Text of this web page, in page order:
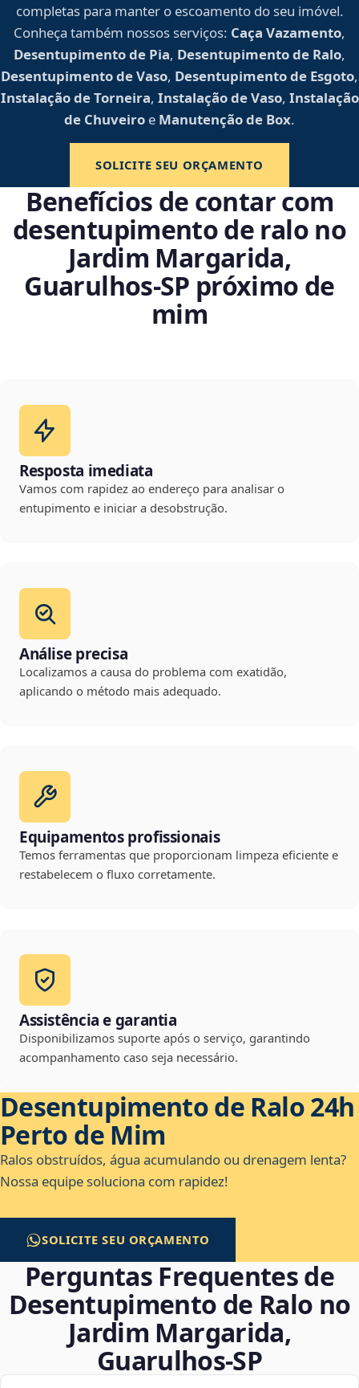
completas para manter o escoamento do seu imóvel.
Conheça também nossos serviços: Caça Vazamento,
Desentupimento de Pia, Desentupimento de Ralo,
Desentupimento de Vaso, Desentupimento de Esgoto,
Instalação de Torneira, Instalação de Vaso, Instalação
de Chuveiro e Manutenção de Box.
SOLICITE SEU ORÇAMENTO
Benefícios de contar com
desentupimento de ralo no
Jardim Margarida,
Guarulhos‑SP próximo de
mim
Resposta imediata
Vamos com rapidez ao endereço para analisar o
entupimento e iniciar a desobstrução.
Análise precisa
Localizamos a causa do problema com exatidão,
aplicando o método mais adequado.
Equipamentos profissionais
Temos ferramentas que proporcionam limpeza eficiente e
restabelecem o fluxo corretamente.
Assistência e garantia
Disponibilizamos suporte após o serviço, garantindo
acompanhamento caso seja necessário.
Desentupimento de Ralo 24h
Perto de Mim
Ralos obstruídos, água acumulando ou drenagem lenta?
Nossa equipe soluciona com rapidez!
SOLICITE SEU ORÇAMENTO
Perguntas Frequentes de
Desentupimento de Ralo no
Jardim Margarida,
Guarulhos‑SP